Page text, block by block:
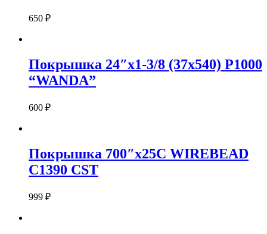
650 ₽
Покрышка 24″х1-3/8 (37х540) P1000
“WANDA”
600 ₽
Покрышка 700″х25С WIREBEAD
C1390 CST
999 ₽